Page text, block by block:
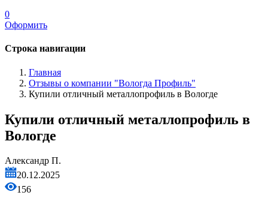
0
Оформить
Строка навигации
Главная
Отзывы о компании "Вологда Профиль"
Купили отличный металлопрофиль в Вологде
Купили отличный металлопрофиль в
Вологде
Александр П.
20.12.2025
156